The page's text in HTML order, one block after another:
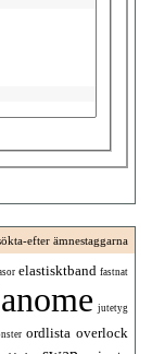
efter ämnestaggarna
elastisktband fastnat
jutetyg
ordlista overlock